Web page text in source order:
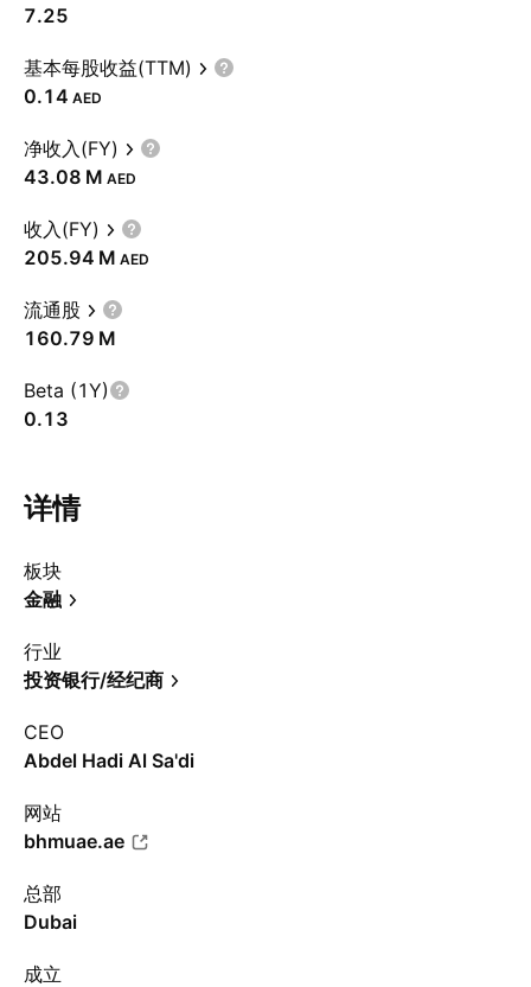
7.25
基本每股收益(TTM)
0.14 AED
净收入(FY)
‪43.08 M‬ AED
收入(FY)
‪205.94 M‬ AED
流通股
‪160.79 M‬
Beta (1Y)
0.13
详情
板块
金融
行业
投资银行/经纪商
CEO
Abdel Hadi Al Sa'di
网站
bhmuae.ae
总部
Dubai
成立